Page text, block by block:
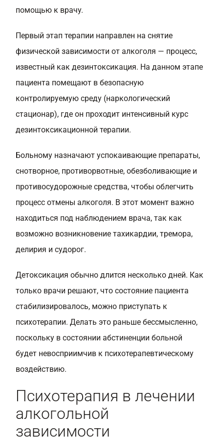
помощью к врачу.
Первый этап терапии направлен на снятие
физической зависимости от алкоголя — процесс,
известный как дезинтоксикация. На данном этапе
пациента помещают в безопасную
контролируемую среду (наркологический
стационар), где он проходит интенсивный курс
дезинтоксикационной терапии.
Больному назначают успокаивающие препараты,
снотворное, противорвотные, обезболивающие и
противосудорожные средства, чтобы облегчить
процесс отмены алкоголя. В этот момент важно
находиться под наблюдением врача, так как
возможно возникновение тахикардии, тремора,
делирия и судорог.
Детоксикация обычно длится несколько дней. Как
только врачи решают, что состояние пациента
стабилизировалось, можно приступать к
психотерапии. Делать это раньше бессмысленно,
поскольку в состоянии абстиненции больной
будет невосприимчив к психотерапевтическому
воздействию.
Психотерапия в лечении
алкогольной
зависимости